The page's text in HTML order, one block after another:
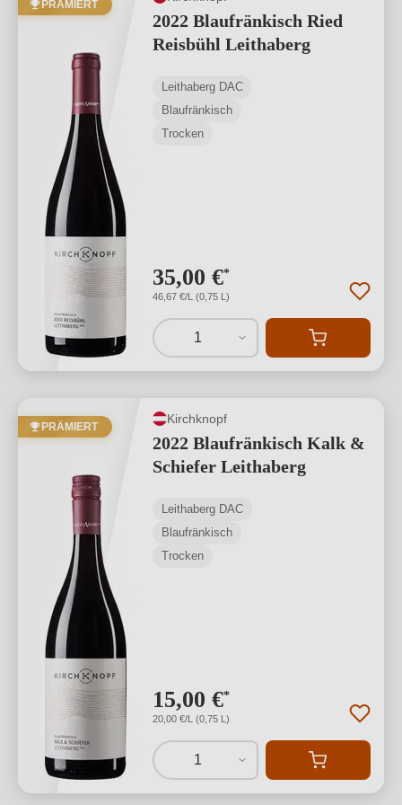
PRÄMIERT
2022 Blaufränkisch Ried
Reisbühl Leithaberg
Leithaberg DAC
Blaufränkisch
Trocken
35,00 €*
46,67 €/L (0,75 L)
1
PRÄMIERT
Kirchknopf
2022 Blaufränkisch Kalk &
Schiefer Leithaberg
Leithaberg DAC
Blaufränkisch
Trocken
15,00 €*
20,00 €/L (0,75 L)
1